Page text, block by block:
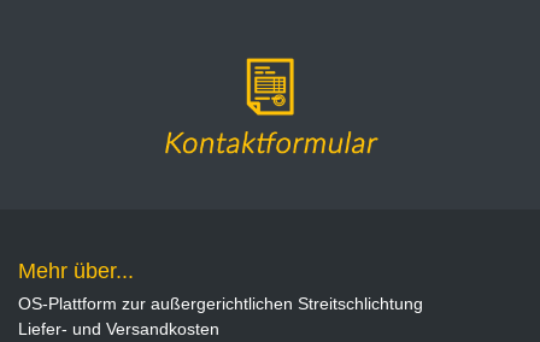
Mehr über...
OS-Plattform zur außergerichtlichen Streitschlichtung
Liefer- und Versandkosten